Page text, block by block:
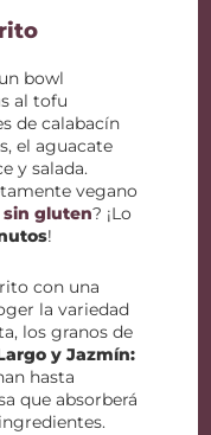
bowl
al tofu
de calabacín
el aguacate
y salada.
vegano
sin gluten? ¡Lo
!
con una
la variedad
los granos de
y Jazmín:
hasta
que absorberá